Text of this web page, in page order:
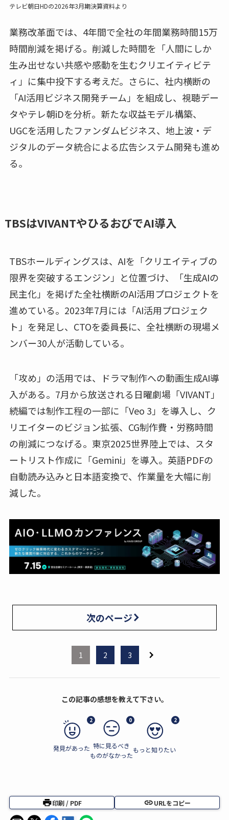
テレビ朝日HDの2026年3月期決算資料より
業務改革面では、4年間で全社の年間業務時間15万
時間削減を掲げる。削減した時間を「人間にしか
生み出せない共感や感動を生むクリエイティビテ
ィ」に集中投下する考えだ。さらに、社内横断の
「AI活用ビジネス開発チーム」を組成し、視聴デー
タやテレ朝iDを分析。新たな収益モデル構築、
UGCを活用したファンダムビジネス、地上波・デ
ジタルのデータ統合による広告システム開発も進め
る。
TBSはVIVANTやひるおびでAI導入
TBSホールディングスは、AIを「クリエイティブの
限界を突破するエンジン」と位置づけ、「生成AIの
民主化」を掲げた全社横断のAI活用プロジェクトを
進めている。2023年7月には「AI活用プロジェク
ト」を発足し、CTOを委員長に、全社横断の現場メ
ンバー30人が活動している。
「攻め」の活用では、ドラマ制作への動画生成AI導
入がある。7月から放送される日曜劇場「VIVANT」
続編では制作工程の一部に「Veo 3」を導入し、ク
リエイターのビジョン拡張、CG制作費・労務時間
の削減につなげる。東京2025世界陸上では、スタ
ートリスト作成に「Gemini」を導入。英語PDFの
自動読み込みと日本語変換で、作業量を大幅に削
減した。
次のページ
1 2 3
この記事の感想を教えて下さい。
2
発見があった
0
特に見るべき
ものがなかった
2
もっと知りたい
印刷 / PDF URLをコピー